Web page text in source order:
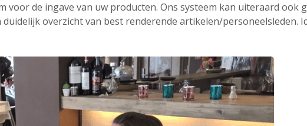
voor de ingave van uw producten. Ons systeem kan uiteraard ook
overzicht van best renderende artikelen/personeelsleden.